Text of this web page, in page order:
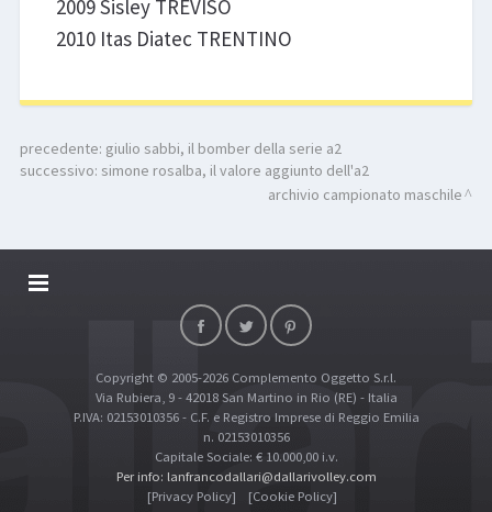
2009 Sisley TREVISO
2010 Itas Diatec TRENTINO
precedente: giulio sabbi, il bomber della serie a2
successivo: simone rosalba, il valore aggiunto dell'a2
archivio campionato maschile
DALLARIVOLLEY SOSTIENE
TOP RICERCHE
SITE MAP
Copyright © 2005-2026 Complemento Oggetto S.r.l.
Via Rubiera, 9 - 42018 San Martino in Rio (RE) - Italia
P.IVA: 02153010356 - C.F. e Registro Imprese di Reggio Emilia
n. 02153010356
Capitale Sociale: € 10.000,00 i.v.
Per info: lanfrancodallari@dallarivolley.com
[Privacy Policy]
[Cookie Policy]